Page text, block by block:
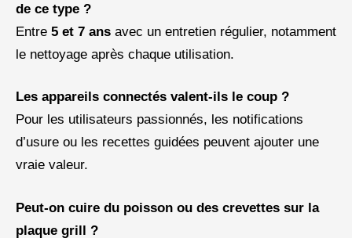
de ce type ?
Entre 5 et 7 ans avec un entretien régulier, notamment
le nettoyage après chaque utilisation.
Les appareils connectés valent-ils le coup ?
Pour les utilisateurs passionnés, les notifications
d’usure ou les recettes guidées peuvent ajouter une
vraie valeur.
Peut-on cuire du poisson ou des crevettes sur la
plaque grill ?